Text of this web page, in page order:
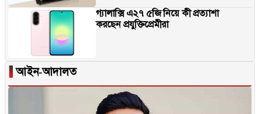
গ্যালাক্সি এ২৭ ৫জি নিয়ে কী প্রত্যাশা
করছেন প্রযুক্তিপ্রেমীরা
▐আইন-আদালত